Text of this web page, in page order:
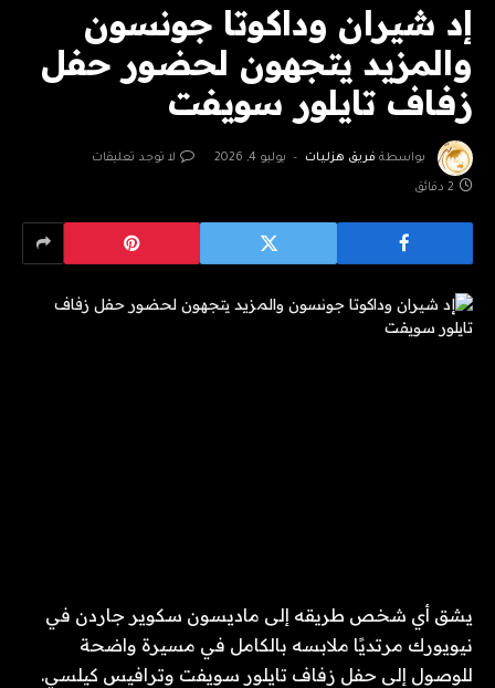
إد شيران وداكوتا جونسون
والمزيد يتجهون لحضور حفل
زفاف تايلور سويفت
بواسطة فريق هزليات يوليو 4, 2026 لا توجد تعليقات
2 دقائق
يشق أي شخص طريقه إلى ماديسون سكوير جاردن في
نيويورك مرتديًا ملابسه بالكامل في مسيرة واضحة
للوصول إلى حفل زفاف تايلور سويفت وترافيس كيلسي.